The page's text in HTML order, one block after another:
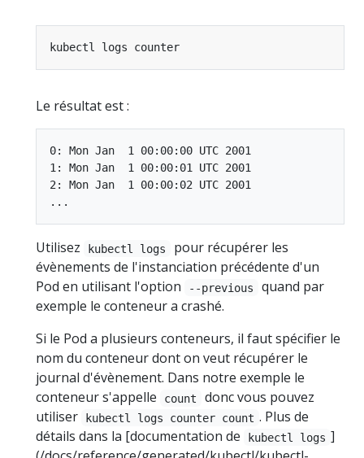
Le résultat est :
0: Mon Jan  1 00:00:00 UTC 2001
1: Mon Jan  1 00:00:01 UTC 2001
2: Mon Jan  1 00:00:02 UTC 2001
Utilisez kubectl logs
pour récupérer les
évènements de l'instanciation précédente d'un
Pod en utilisant l'option
--previous
quand par
exemple le conteneur a crashé.
Si le Pod a plusieurs conteneurs, il faut spécifier le
nom du conteneur dont on veut récupérer le
journal d'évènement. Dans notre exemple le
conteneur s'appelle
count
donc vous pouvez
utiliser
kubectl logs counter count . Plus de
détails dans la [documentation de
kubectl logs ]